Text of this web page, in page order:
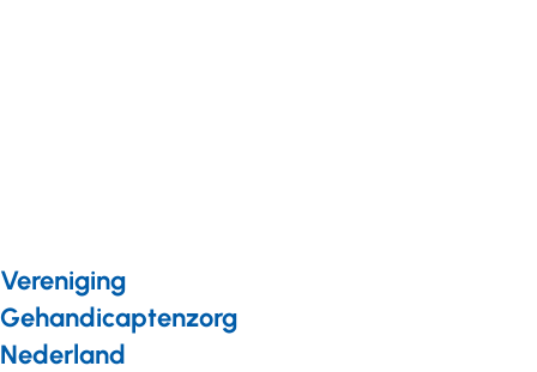
de slag te gaan
met het
implementeren
van
Vereniging
Gehandicaptenzorg
Nederland